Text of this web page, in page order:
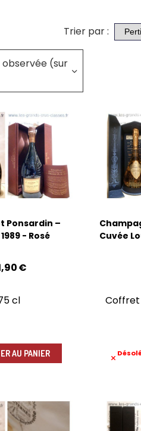
Trier par :
(sur
Ponsardin –
- Rosé
€
cl
AU PANIER
Cuvée
Coffret